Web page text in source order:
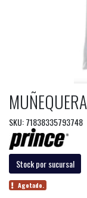
SKU: 71838335793748
Stock por sucursal
Agotado.